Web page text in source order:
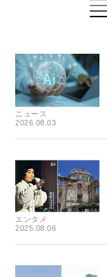
ニュース
2026.08.03
エンタメ
2025.08.06